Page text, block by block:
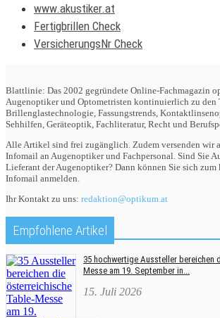
www.akustiker.at
Fertigbrillen Check
VersicherungsNr Check
Blattlinie: Das 2002 gegründete Online-Fachmagazin
Augenoptiker und Optometristen kontinuierlich zu den
Brillenglastechnologie, Fassungstrends,
Sehhilfen, Geräteoptik, Fachliteratur, Recht und
Alle Artikel sind frei zugänglich. Zudem versenden wir
Infomail an Augenoptiker und Fachpersonal. Sind Sie
Lieferant der Augenoptiker? Dann können Sie sich
Infomail anmelden.
Ihr Kontakt zu uns: redaktion@optikum.at
Empfohlene Artikel
35 hochwertige Aussteller bereichen
Messe am 19. September in...
15. Juli 2026